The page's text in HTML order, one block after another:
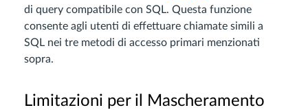
di query compatibile con SQL. Questa funzione
consente agli utenti di effettuare chiamate simili a
SQL nei tre metodi di accesso primari menzionati
sopra.
Limitazioni per il Mascheramento